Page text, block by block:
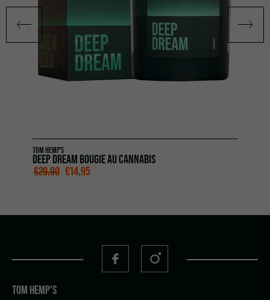
TOM HEMP'S
DEEP DREAM BOUGIE AU CANNABIS
€29,90 LE PRIX INITIAL ÉTAIT : €29,90.
€14,95
TOM HEMP'S